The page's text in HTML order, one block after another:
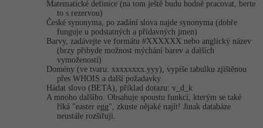
Marketing -30%
WordPress
SEO -30%
UX
Business
Adobe Illustrator -80%
Adobe Lightroom -30%
Adobe XD -15%
Adobe InDesign -25%
Adobe After Effects
Matematické definice (na tom ještě budu hodně pracovat, berte
to s rezervou)
České synonyma, po zadání slova najde synonyma (dobře
funguje u podstatných a přídavných jmen)
Barvy, zadávejte ve formátu #XXXXXX nebo anglický název
(brzy přibyde možnost mýchání barev a dalších
vymožeností)
Domény (ve tvaru: xxxxxxxx.yyy), vypíše tabulku zjištěnou
přes WHOIS a další požadavky
Hádat slovo (BETA), příklad dotazu: v_d_k
A mnoho dalšího. Obsahuje spoustu funkcí, kterým se také
říká "easter egg", zkuste nějaké najít! Jinak databáze
neustále rozšiřuji.